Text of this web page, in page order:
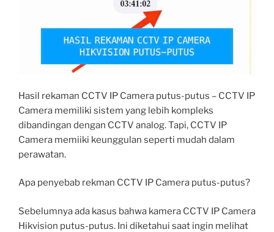
Hasil rekaman CCTV IP Camera putus-putus – CCTV IP
Camera memiliki sistem yang lebih kompleks
dibandingan dengan CCTV analog. Tapi, CCTV IP
Camera memiiki keunggulan seperti mudah dalam
perawatan.
Apa penyebab rekman CCTV IP Camera putus-putus?
Sebelumnya ada kasus bahwa kamera CCTV IP Camera
Hikvision putus-putus. Ini diketahui saat ingin melihat